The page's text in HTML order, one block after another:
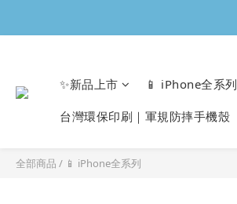
✨新品上市 📱 iPhone全系列
台灣環保印刷｜軍規防摔手機殼
全部商品 / 📱 iPhone全系列